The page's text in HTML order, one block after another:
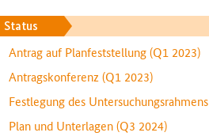
Status
Antrag auf Planfeststellung(Q1 2023)
Antragskonferenz(Q1 2023)
Festlegung des Untersuchungsrahmens
Plan und Unterlagen(Q3 2024)